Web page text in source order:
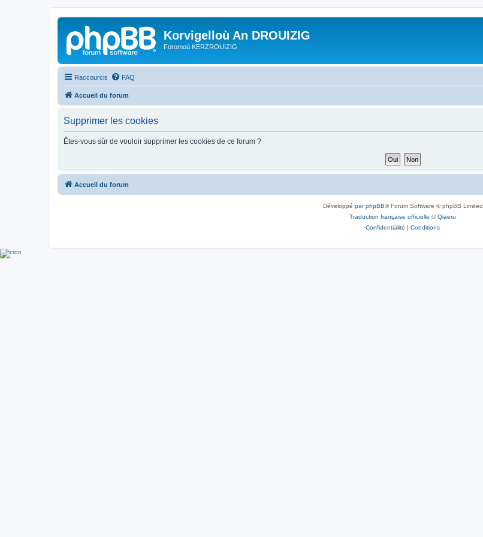
Korvigelloù An DROUIZIG
Foromoù KERZROUIZIG
Raccourcis FAQ
Accueil du forum
Supprimer les cookies
Êtes-vous sûr de vouloir supprimer les cookies de ce forum ?
Accueil du forum
Développé parphpBB® Forum Software © phpBB Limited
Traduction française officielle ©Qiaeru
Confidentialité | Conditions